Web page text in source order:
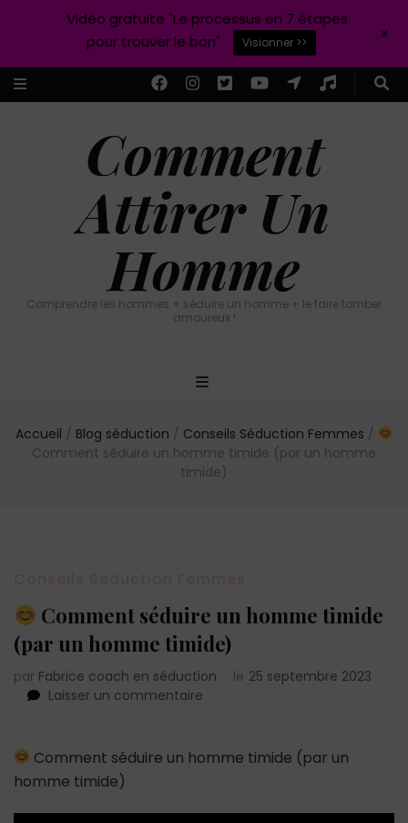
Comment
Attirer Un
Homme
Comprendre les hommes + séduire un homme + le faire tomber
amoureux !
Accueil / Blog séduction / Conseils Séduction Femmes /
Comment séduire un homme timide (par un homme
timide)
Comment séduire un homme timide
(par un homme timide)
par Fabrice coach en séduction le 25 septembre 2023
Laisser un commentaire
séduire
timide
Comment séduire un homme timide (par un
homme timide)
Vidéo gratuite "Le processus en 7 étapes
pour trouver le bon"
Visionner >> +